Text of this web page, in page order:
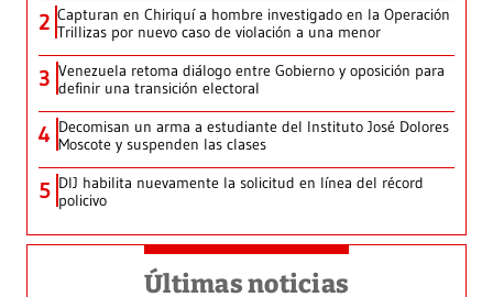
2 Capturan en Chiriquí a hombre investigado en la Operación
Trillizas por nuevo caso de violación a una menor
3 Venezuela retoma diálogo entre Gobierno y oposición para
definir una transición electoral
4 Decomisan un arma a estudiante del Instituto José Dolores
Moscote y suspenden las clases
5 DIJ habilita nuevamente la solicitud en línea del récord
policivo
Últimas noticias